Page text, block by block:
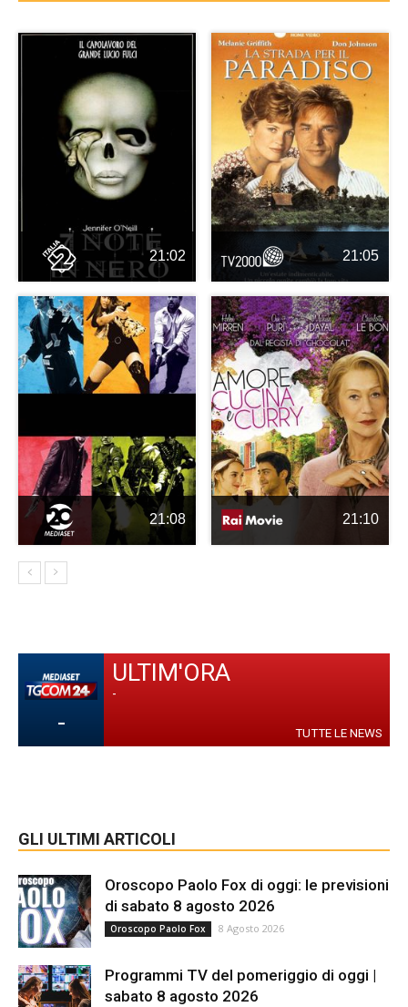
21:02 21:05
21:08 21:10
-
ULTIM'ORA
-
TUTTE LE NEWS
GLI ULTIMI ARTICOLI
Oroscopo Paolo Fox di oggi: le previsioni
di sabato 8 agosto 2026
Oroscopo Paolo Fox 8 Agosto 2026
Programmi TV del pomeriggio di oggi |
sabato 8 agosto 2026